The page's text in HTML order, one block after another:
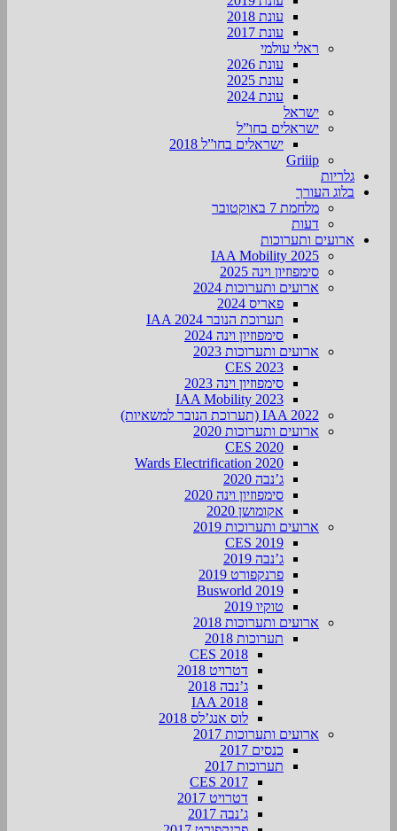
עונת 2018
עונת 2017
ראלי עולמי
עונת 2026
עונת 2025
עונת 2024
ישראל
ישראלים בחו”ל
ישראלים בחו”ל 2018
Griiip
גלריות
בלוג העורך
מלחמת 7 באוקטובר
דעות
ארועים ותערוכות
2025 IAA Mobility
סימפוזיון וינה 2025
ארועים ותערוכות 2024
פאריס 2024
תערוכת הנובר IAA 2024
סימפוזיון וינה 2024
ארועים ותערוכות 2023
CES 2023
סימפוזיון וינה 2023
IAA Mobility 2023
IAA 2022 (תערוכת הנובר למשאיות)
ארועים ותערוכות 2020
CES 2020
Wards Electrification 2020
ג’נבה 2020
סימפוזיון וינה 2020
אקומושן 2020
ארועים ותערוכות 2019
CES 2019
ג’נבה 2019
פרנקפורט 2019
Busworld 2019
טוקיו 2019
ארועים ותערוכות 2018
תערוכות 2018
CES 2018
דטרויט 2018
ג’נבה 2018
IAA 2018
לוס אנג’לס 2018
ארועים ותערוכות 2017
כנסים 2017
תערוכות 2017
CES 2017
דטרויט 2017
ג’נבה 2017